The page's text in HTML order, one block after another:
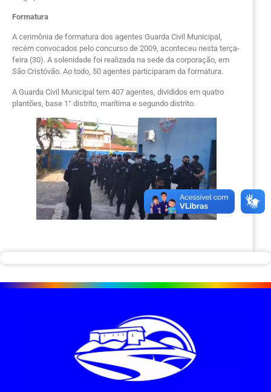
Formatura
A cerimônia de formatura dos agentes Guarda Civil Municipal,
recém convocados pelo concurso de 2009, aconteceu nesta terça-
feira (30). A solenidade foi realizada na sede da corporação, em
São Cristóvão. Ao todo, 50 agentes participaram da formatura.
A Guarda Civil Municipal tem 407 agentes, divididos em quatro
plantões, base 1° distrito, marítima e segundo distrito.